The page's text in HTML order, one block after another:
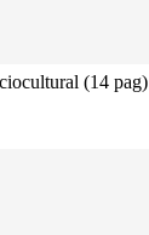
(14 pag)